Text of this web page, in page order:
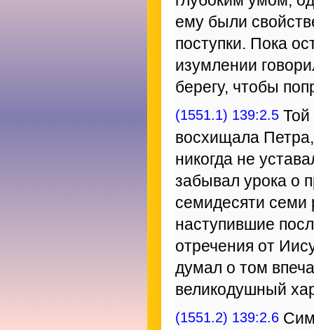
ему были
поступки. Пока
изумлении
берегу, чтобы
(1551.1) 139:2.5 Той
восхищала
никогда не
забывал урока о
семидесяти
наступившие
отречения от
думал о том
великодушный
(1551.2) 139:2.6